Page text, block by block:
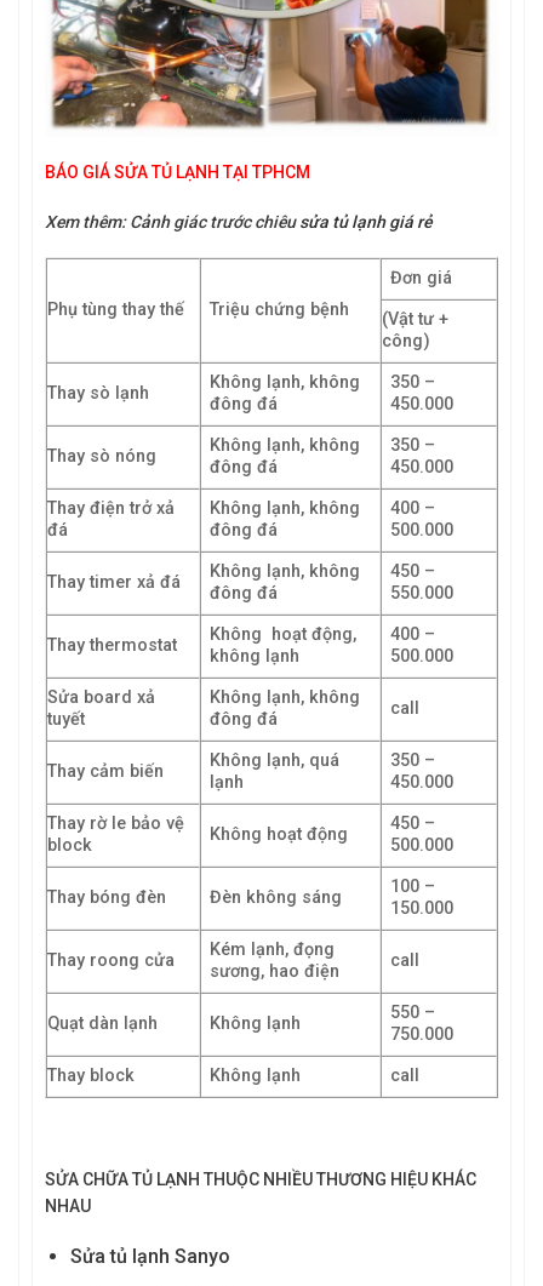
BÁO GIÁ SỬA TỦ LẠNH TẠI TPHCM
Xem thêm: Cảnh giác trước chiêusửa tủ lạnh giá rẻ
Phụ tùng thay thế Triệu chứng bệnh
Đơn giá
(Vật tư +
công)
Thay sò lạnh
Không lạnh, không
đông đá
350 –
450.000
Thay sò nóng
Không lạnh, không
đông đá
350 –
450.000
Thay điện trở xả
đá
Không lạnh, không
đông đá
400 –
500.000
Thay timer xả đá
Không lạnh, không
đông đá
450 –
550.000
Thay thermostat
Không hoạt động,
không lạnh
400 –
500.000
Sửa board xả
tuyết
Không lạnh, không
đông đá
call
Thay cảm biến
Không lạnh, quá
lạnh
350 –
450.000
Thay rờ le bảo vệ
block
Không hoạt động
450 –
500.000
Thay bóng đèn Đèn không sáng
100 –
150.000
Thay roong cửa
Kém lạnh, đọng
sương, hao điện
call
Quạt dàn lạnh Không lạnh
550 –
750.000
Thay block
Không lạnh call
SỬA CHỮA TỦ LẠNH THUỘC NHIỀU THƯƠNG HIỆU KHÁC
NHAU
Sửa tủ lạnh Sanyo